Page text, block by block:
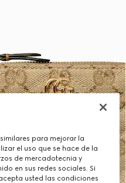
para mejorar la
el uso que se hace de la
de mercadotecnia y
en sus redes sociales. Si
usted las condiciones